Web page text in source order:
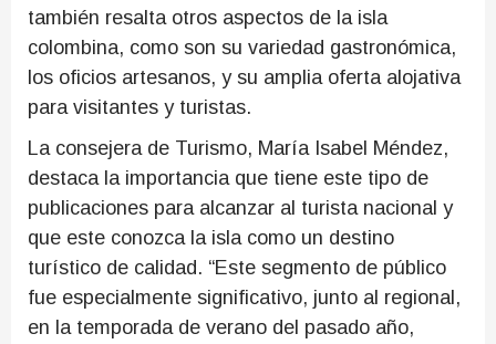
también resalta otros aspectos de la isla
colombina, como son su variedad gastronómica,
los oficios artesanos, y su amplia oferta alojativa
para visitantes y turistas.
La consejera de Turismo, María Isabel Méndez,
destaca la importancia que tiene este tipo de
publicaciones para alcanzar al turista nacional y
que este conozca la isla como un destino
turístico de calidad. “Este segmento de público
fue especialmente significativo, junto al regional,
en la temporada de verano del pasado año,